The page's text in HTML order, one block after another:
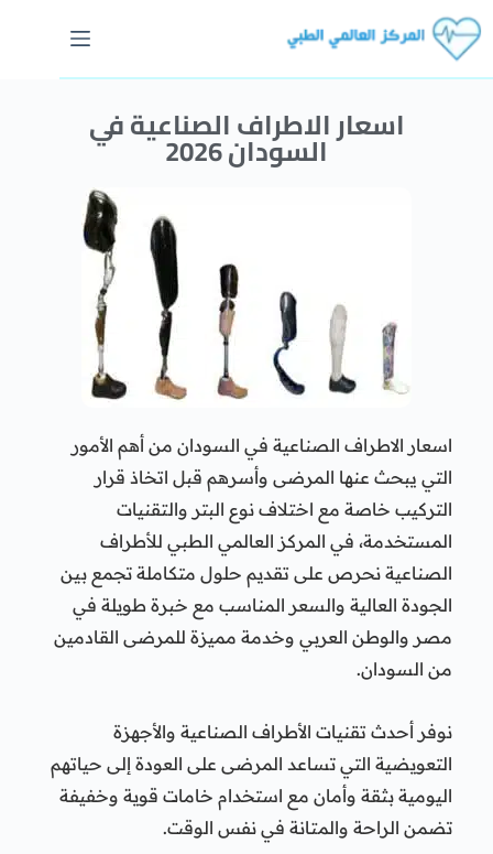
اسعار الاطراف الصناعية في
السودان 2026
اسعار الاطراف الصناعية في السودان من أهم الأمور
التي يبحث عنها المرضى وأسرهم قبل اتخاذ قرار
التركيب خاصة مع اختلاف نوع البتر والتقنيات
المستخدمة، في المركز العالمي الطبي للأطراف
الصناعية نحرص على تقديم حلول متكاملة تجمع بين
الجودة العالية والسعر المناسب مع خبرة طويلة في
مصر والوطن العربي وخدمة مميزة للمرضى القادمين
من السودان.
نوفر أحدث تقنيات الأطراف الصناعية والأجهزة
التعويضية التي تساعد المرضى على العودة إلى حياتهم
اليومية بثقة وأمان مع استخدام خامات قوية وخفيفة
تضمن الراحة والمتانة في نفس الوقت.